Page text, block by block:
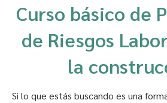
Curso básico de
de Riesgos
la
Si lo que estás buscando es una